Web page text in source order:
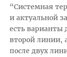
“Системная
и актуальной
есть варианты
второй линии,
после двух